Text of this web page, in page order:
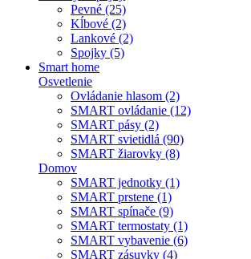
Pevné (25)
Kĺbové (2)
Lankové (2)
Spojky (5)
Smart home
Osvetlenie
Ovládanie hlasom (2)
SMART ovládanie (12)
SMART pásy (2)
SMART svietidlá (90)
SMART žiarovky (8)
Domov
SMART jednotky (1)
SMART prstene (1)
SMART spínače (9)
SMART termostaty (1)
SMART vybavenie (6)
SMART zásuvky (4)